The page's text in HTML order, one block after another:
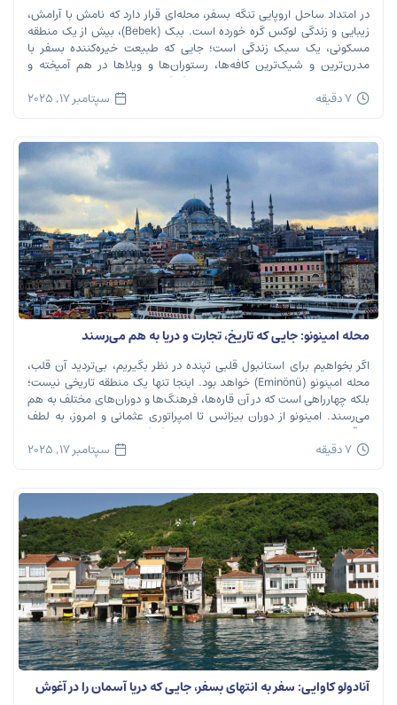
در امتداد ساحل اروپایی تنگه بسفر، محله‌ای قرار دارد که نامش با آرامش،
زیبایی و زندگی لوکس گره خورده است. ببک (Bebek)، بیش از یک منطقه
مسکونی، یک سبک زندگی است؛ جایی که طبیعت خیره‌کننده بسفر با
مدرن‌ترین و شیک‌ترین کافه‌ها، رستوران‌ها و ویلاها در هم آمیخته و
تصویری بی‌نظیر از استانبول معاصر را به […]
7 دقیقه سپتامبر 17, 2025
محله امینونو: جایی که تاریخ، تجارت و دریا به هم می‌رسند
اگر بخواهیم برای استانبول قلبی تپنده در نظر بگیریم، بی‌تردید آن قلب،
محله امینونو (Eminönü) خواهد بود. اینجا تنها یک منطقه تاریخی نیست؛
بلکه چهارراهی است که در آن قاره‌ها، فرهنگ‌ها و دوران‌های مختلف به هم
می‌رسند. امینونو از دوران بیزانس تا امپراتوری عثمانی و امروز، به لطف
موقعیت استراتژیک خود در دهانه خلیج شاخ […]
7 دقیقه سپتامبر 17, 2025
آنادولو کاوایی: سفر به انتهای بسفر، جایی که دریا آسمان را در آغوش